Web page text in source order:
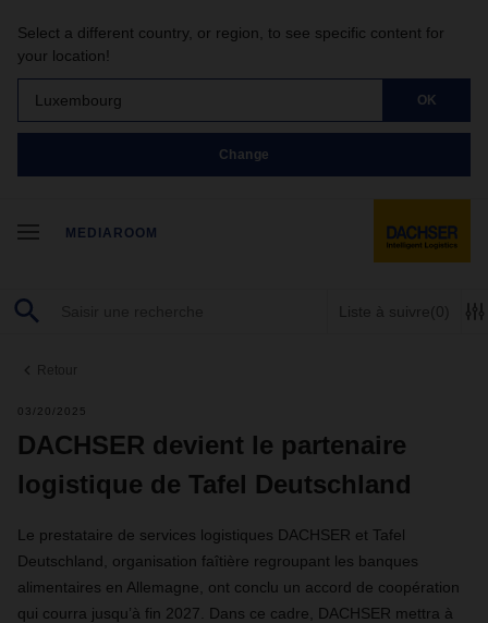
Select a different country, or region, to see specific content for
your location!
Luxembourg OK
Change
MEDIAROOM
Liste à suivre(0)
Retour
03/20/2025
DACHSER devient le partenaire
logistique de Tafel Deutschland
Le prestataire de services logistiques DACHSER et Tafel
Deutschland, organisation faîtière regroupant les banques
alimentaires en Allemagne, ont conclu un accord de coopération
qui courra jusqu’à fin 2027. Dans ce cadre, DACHSER mettra à